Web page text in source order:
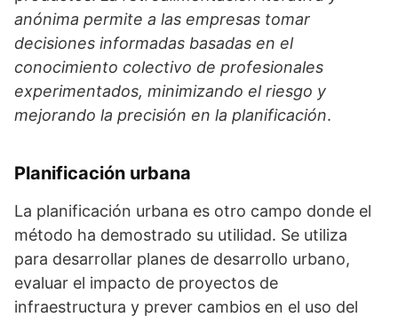
anónima permite a las empresas tomar
decisiones informadas basadas en el
conocimiento colectivo de profesionales
experimentados, minimizando el riesgo y
mejorando la precisión en la planificación.
Planificación urbana
La planificación urbana es otro campo donde el
método ha demostrado su utilidad. Se utiliza
para desarrollar planes de desarrollo urbano,
evaluar el impacto de proyectos de
infraestructura y prever cambios en el uso del